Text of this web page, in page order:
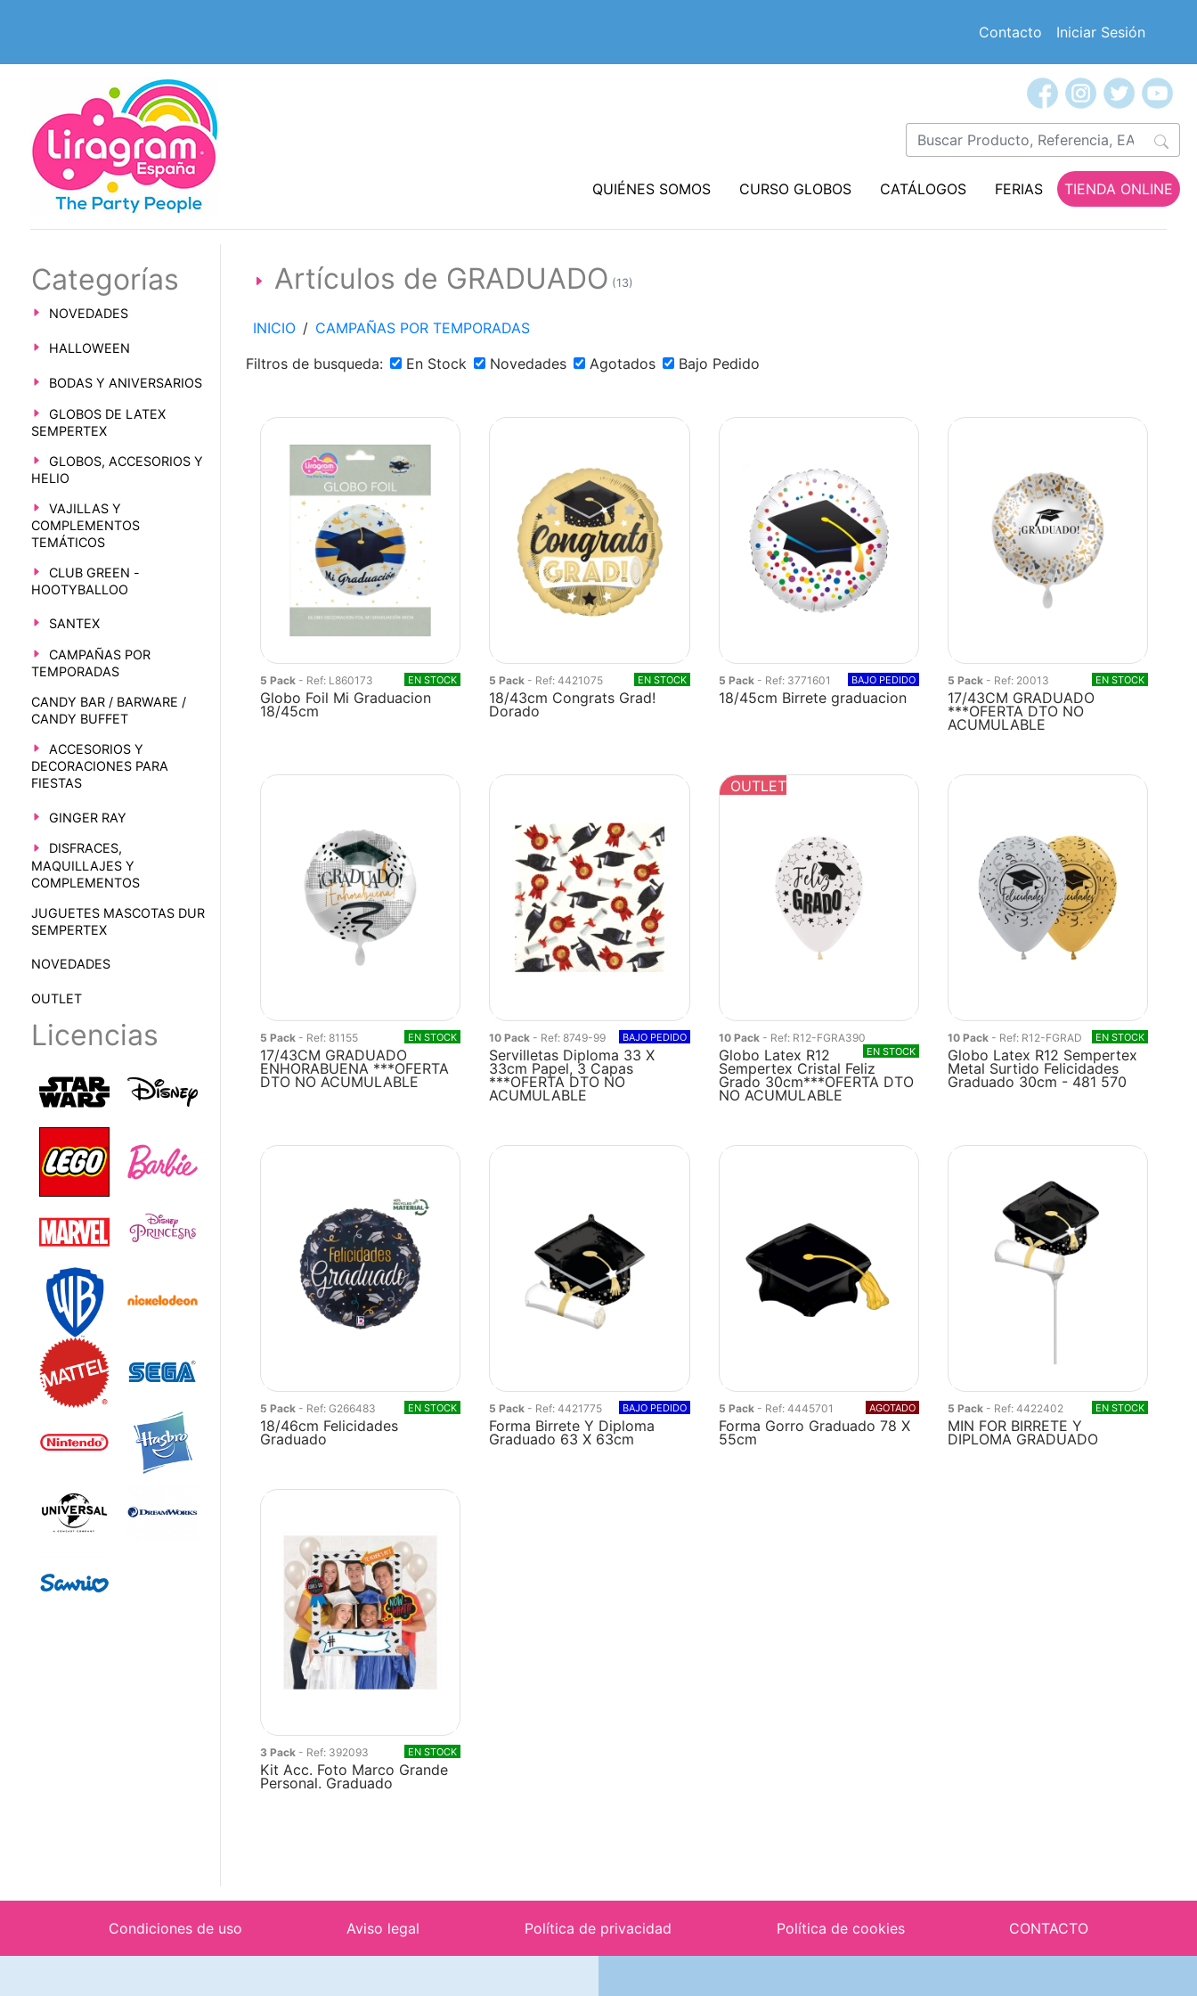
Contacto Iniciar Sesión
QUIÉNES SOMOS CURSO GLOBOS CATÁLOGOS FERIAS TIENDA ONLINE
Categorías
NOVEDADES
HALLOWEEN
BODAS Y ANIVERSARIOS
GLOBOS DE LATEX
SEMPERTEX
GLOBOS, ACCESORIOS Y
HELIO
VAJILLAS Y
COMPLEMENTOS
TEMÁTICOS
CLUB GREEN -
HOOTYBALLOO
SANTEX
CAMPAÑAS POR
TEMPORADAS
CANDY BAR / BARWARE /
CANDY BUFFET
ACCESORIOS Y
DECORACIONES PARA
FIESTAS
GINGER RAY
DISFRACES,
MAQUILLAJES Y
COMPLEMENTOS
JUGUETES MASCOTAS DUR
SEMPERTEX
NOVEDADES
OUTLET
Licencias
Artículos de GRADUADO (13)
INICIO / CAMPAÑAS POR TEMPORADAS
Filtros de busqueda:
En Stock Novedades Agotados Bajo Pedido
5 Pack - Ref: L860173 EN STOCK
Globo Foil Mi Graduacion
18/45cm
5 Pack - Ref: 4421075 EN STOCK
18/43cm Congrats Grad!
Dorado
5 Pack - Ref: 3771601 BAJO PEDIDO
18/45cm Birrete graduacion
5 Pack - Ref: 20013 EN STOCK
17/43CM GRADUADO
***OFERTA DTO NO
ACUMULABLE
5 Pack - Ref: 81155 EN STOCK
17/43CM GRADUADO
ENHORABUENA ***OFERTA
DTO NO ACUMULABLE
10 Pack - Ref: 8749-99 BAJO PEDIDO
Servilletas Diploma 33 X
33cm Papel, 3 Capas
***OFERTA DTO NO
ACUMULABLE
OUTLET
10 Pack - Ref: R12-FGRA390
EN STOCK
Globo Latex R12
Sempertex Cristal Feliz
Grado 30cm***OFERTA DTO
NO ACUMULABLE
10 Pack - Ref: R12-FGRAD EN STOCK
Globo Latex R12 Sempertex
Metal Surtido Felicidades
Graduado 30cm - 481 570
5 Pack - Ref: G266483 EN STOCK
18/46cm Felicidades
Graduado
5 Pack - Ref: 4421775 BAJO PEDIDO
Forma Birrete Y Diploma
Graduado 63 X 63cm
5 Pack - Ref: 4445701 AGOTADO
Forma Gorro Graduado 78 X
55cm
5 Pack - Ref: 4422402 EN STOCK
MIN FOR BIRRETE Y
DIPLOMA GRADUADO
3 Pack - Ref: 392093 EN STOCK
Kit Acc. Foto Marco Grande
Personal. Graduado
Condiciones de uso Aviso legal Política de privacidad Política de cookies CONTACTO